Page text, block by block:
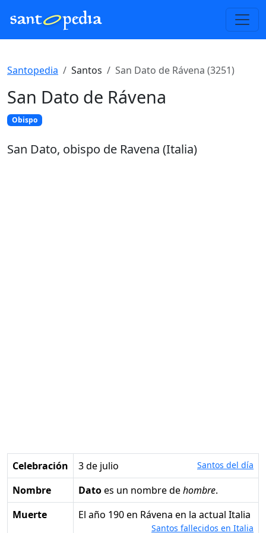
Santopedia Santos San Dato de Rávena (3251)
San Dato de Rávena
Obispo
San Dato, obispo de Ravena (Italia)
Celebración 3 de julio Santos del día
Nombre Datoes un nombre dehombre.
Muerte
el año 190 en Rávena en la actual Italia
Santos fallecidos en Italia